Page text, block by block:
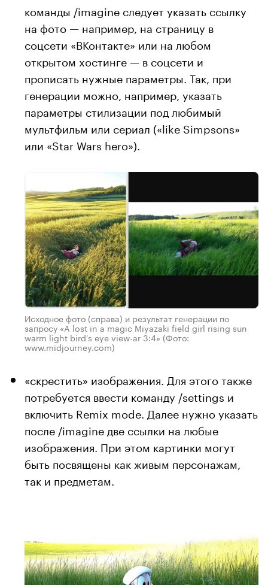
команды /imagine следует указать ссылку
на фото — например, на страницу в
соцсети «ВКонтакте» или на любом
открытом хостинге — в соцсети и
прописать нужные параметры. Так, при
генерации можно, например, указать
параметры стилизации под любимый
мультфильм или сериал («like Simpsons»
или «Star Wars hero»).
Исходное фото (справа) и результат генерации по
запросу «A lost in a magic Miyazaki field girl rising sun
warm light bird's eye view-ar 3:4» (Фото:
www.midjourney.com)
«скрестить» изображения. Для этого также
потребуется ввести команду /settings и
включить Remix mode. Далее нужно указать
после /imagine две ссылки на любые
изображения. При этом картинки могут
быть посвящены как живым персонажам,
так и предметам.